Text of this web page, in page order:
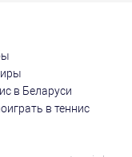
в Беларуси
в теннис